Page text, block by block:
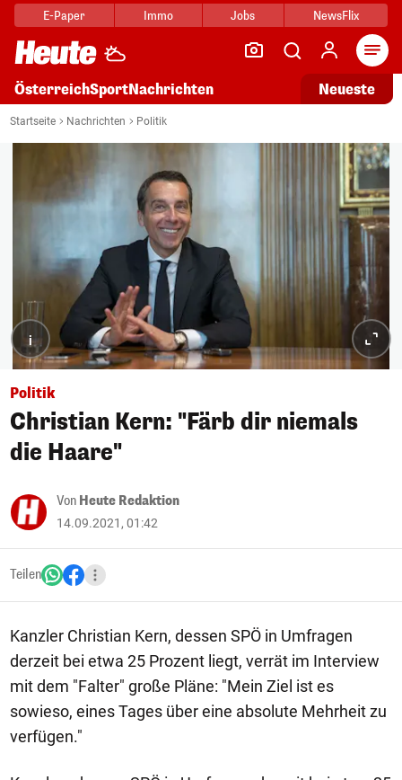
E-Paper Immo Jobs NewsFlix
ÖsterreichSportNachrichten Neueste
Startseite Nachrichten Politik
i
Politik
Christian Kern: "Färb dir niemals
die Haare"
Von Heute Redaktion
14.09.2021, 01:42
Teilen
Kanzler Christian Kern, dessen SPÖ in Umfragen
derzeit bei etwa 25 Prozent liegt, verrät im Interview
mit dem "Falter" große Pläne: "Mein Ziel ist es
sowieso, eines Tages über eine absolute Mehrheit zu
verfügen."